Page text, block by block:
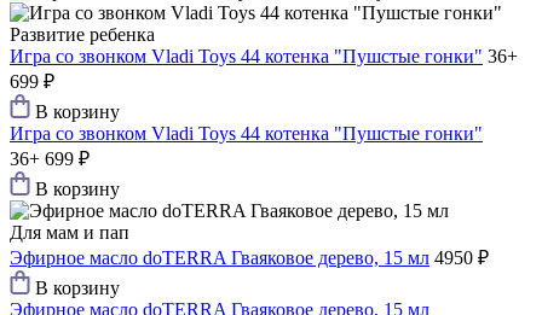
Развитие ребенка
Игра со звонком Vladi Toys 44 котенка "Пушстые гонки" 36+
699 ₽
В корзину
Игра со звонком Vladi Toys 44 котенка "Пушстые гонки"
36+ 699 ₽
В корзину
Для мам и пап
Эфирное масло doTERRA Гваяковое дерево, 15 мл 4950 ₽
В корзину
Эфирное масло doTERRA Гваяковое дерево, 15 мл